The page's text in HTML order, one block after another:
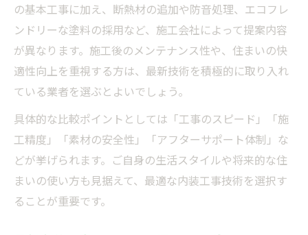
の基本工事に加え、断熱材の追加や防音処理、エコフレ
ンドリーな塗料の採用など、施工会社によって提案内容
が異なります。施工後のメンテナンス性や、住まいの快
適性向上を重視する方は、最新技術を積極的に取り入れ
ている業者を選ぶとよいでしょう。
具体的な比較ポイントとしては「工事のスピード」「施
工精度」「素材の安全性」「アフターサポート体制」な
どが挙げられます。ご自身の生活スタイルや将来的な住
まいの使い方も見据えて、最適な内装工事技術を選択す
ることが重要です。